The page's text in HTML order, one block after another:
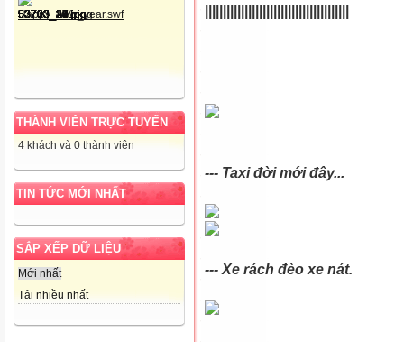
THÀNH VIÊN TRỰC TUYẾN
4 khách và 0 thành viên
TIN TỨC MỚI NHẤT
SẮP XẾP DỮ LIỆU
Mới nhất
Tải nhiều nhất
--- Taxi đời mới đây...
--- Xe rách đèo xe nát.